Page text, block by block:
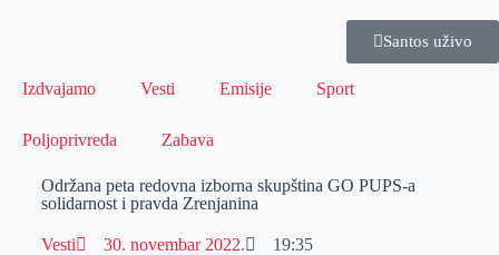
Santos uživo
Izdvajamo Vesti Emisije Sport
Poljoprivreda Zabava
Održana peta redovna izborna skupština GO PUPS-a
solidarnost i pravda Zrenjanina
Vesti 30. novembar 2022. 19:35